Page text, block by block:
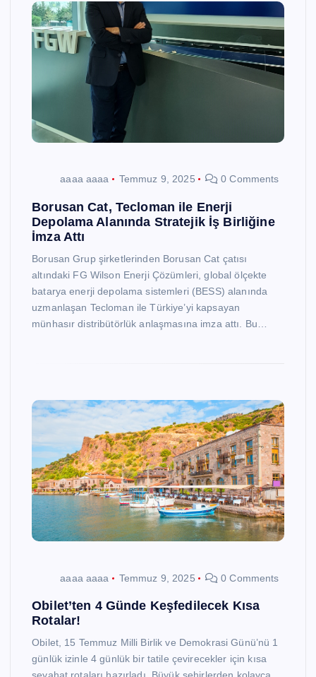
aaaa aaaa Temmuz 9, 2025 0 Comments
Borusan Cat, Tecloman ile Enerji
Depolama Alanında Stratejik İş Birliğine
İmza Attı
Borusan Grup şirketlerinden Borusan Cat çatısı
altındaki FG Wilson Enerji Çözümleri, global ölçekte
batarya enerji depolama sistemleri (BESS) alanında
uzmanlaşan Tecloman ile Türkiye’yi kapsayan
münhasır distribütörlük anlaşmasına imza attı. Bu…
aaaa aaaa Temmuz 9, 2025 0 Comments
Obilet’ten 4 Günde Keşfedilecek Kısa
Rotalar!
Obilet, 15 Temmuz Milli Birlik ve Demokrasi Günü’nü 1
günlük izinle 4 günlük bir tatile çevirecekler için kısa